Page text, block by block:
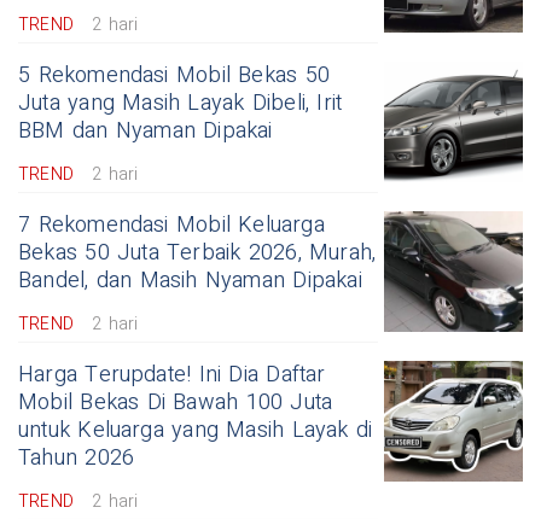
TREND 2 hari
5 Rekomendasi Mobil Bekas 50
Juta yang Masih Layak Dibeli, Irit
BBM dan Nyaman Dipakai
TREND 2 hari
7 Rekomendasi Mobil Keluarga
Bekas 50 Juta Terbaik 2026, Murah,
Bandel, dan Masih Nyaman Dipakai
TREND 2 hari
Harga Terupdate! Ini Dia Daftar
Mobil Bekas Di Bawah 100 Juta
untuk Keluarga yang Masih Layak di
Tahun 2026
TREND 2 hari